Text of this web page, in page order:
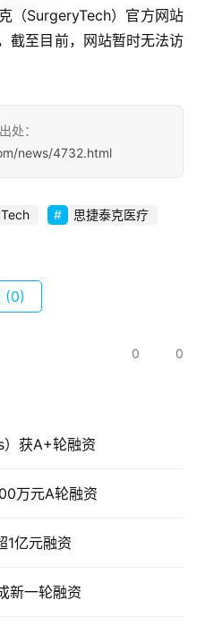
（SurgeryTech）官方网站
截至目前，网站暂时无法访
处：
news/4732.html
思捷泰克医疗
(0)
0 0
获A+轮融资
万元A轮融资
1亿元融资
新一轮融资